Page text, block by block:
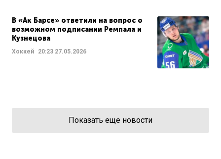
В «Ак Барсе» ответили на вопрос о
возможном подписании Ремпала и
Кузнецова
Хоккей 20:23 27.05.2026
Показать еще новости